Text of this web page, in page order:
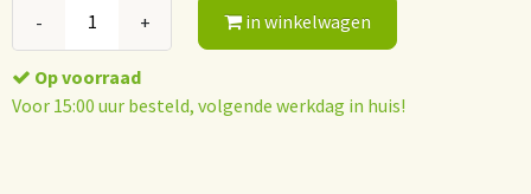
- + in winkelwagen
Op voorraad
Voor 15:00 uur besteld, volgende werkdag in huis!
© 2015-2026 Orthokliniek Ootmarsum
Algemene voorwaarden
Privacy policy